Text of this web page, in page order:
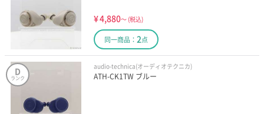
¥4,880～ (税込)
同一商品： 2点
D
ランク
audio-technica(オーディオテクニカ)
ATH-CK1TW ブルー